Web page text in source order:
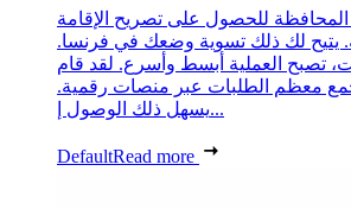
للحصول على تصريح الإقامة
لك ذلك تسوية وضعك في فرنسا.
تصبح العملية أبسط وأسرع. لقد قام
بجمع معظم الطلبات عبر منصات رقمية.
يسهل ذلك الوصول إ...
DefaultRead more